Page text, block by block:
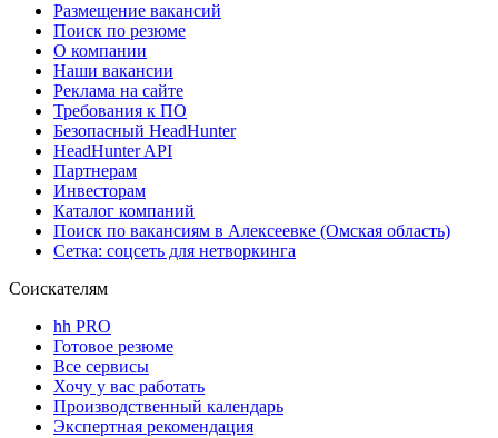
Размещение вакансий
Поиск по резюме
О компании
Наши вакансии
Реклама на сайте
Требования к ПО
Безопасный HeadHunter
HeadHunter API
Партнерам
Инвесторам
Каталог компаний
Поиск по вакансиям в Алексеевке (Омская область)
Сетка: соцсеть для нетворкинга
Соискателям
hh PRO
Готовое резюме
Все сервисы
Хочу у вас работать
Производственный календарь
Экспертная рекомендация